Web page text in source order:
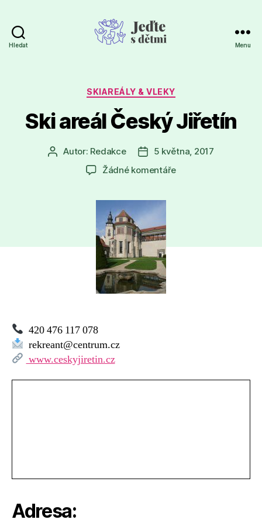
Hledat Menu
Rubriky
SKIAREÁLY & VLEKY
Ski areál Český Jiřetín
Autor
příspěvku
Autor: Redakce
Datum
příspěvku
5 května, 2017
Žádné komentářeu
Český
420 476 117 078
rekreant@centrum.cz
www.ceskyjiretin.cz
Adresa: